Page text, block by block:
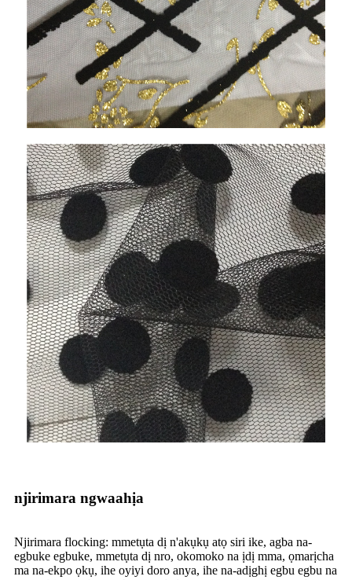
njirimara ngwaahịa
Njirimara flocking: mmetụta dị n'akụkụ atọ siri ike, agba na-
egbuke egbuke, mmetụta dị nro, okomoko na ịdị mma, ọmarịcha
ma na-ekpo ọkụ, ihe oyiyi doro anya, ihe na-adịghị egbu egbu na